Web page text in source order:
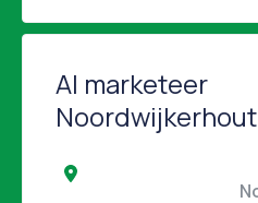
AI marketeer
Noordwijkerhout